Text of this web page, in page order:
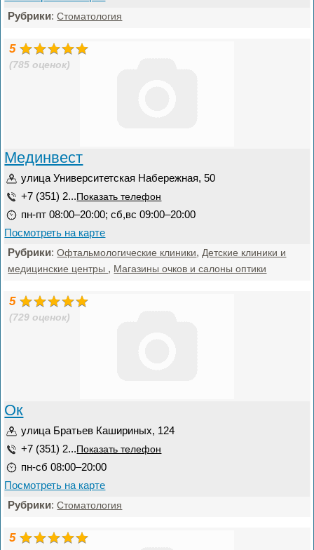
Рубрики:Стоматология
5
(785 оценок)
Мединвест
улица Университетская Набережная, 50
+7 (351) 2... Показать телефон
пн-пт 08:00–20:00; сб,вс 09:00–20:00
Посмотреть на карте
Рубрики:Офтальмологические клиники, Детские клиники и
медицинские центры , Магазины очков и салоны оптики
5
(729 оценок)
Ок
улица Братьев Кашириных, 124
+7 (351) 2... Показать телефон
пн-сб 08:00–20:00
Посмотреть на карте
Рубрики:Стоматология
5